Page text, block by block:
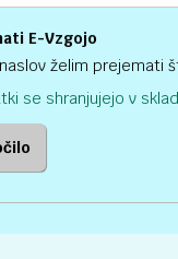
E-Vzgojo
želim prejemati
se shranjujejo v